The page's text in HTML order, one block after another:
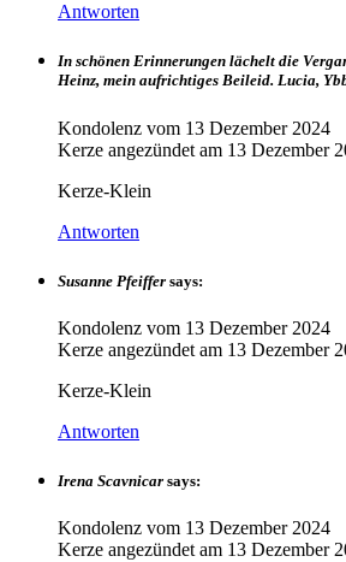
Antworten
In schönen Erinnerungen lächelt die
Heinz, mein aufrichtiges Beileid. Lucia,
Kondolenz vom 13 Dezember 2024
Kerze angezündet am 13 Dezember
Kerze-Klein
Antworten
Susanne Pfeiffer says:
Kondolenz vom 13 Dezember 2024
Kerze angezündet am 13 Dezember
Kerze-Klein
Antworten
Irena Scavnicar says:
Kondolenz vom 13 Dezember 2024
Kerze angezündet am 13 Dezember